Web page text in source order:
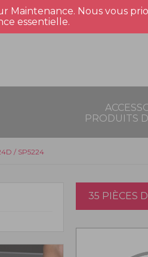
Maintenance. Nous vous
essentielle.
PRODUITS
/ SP5224
35 PIÈCES